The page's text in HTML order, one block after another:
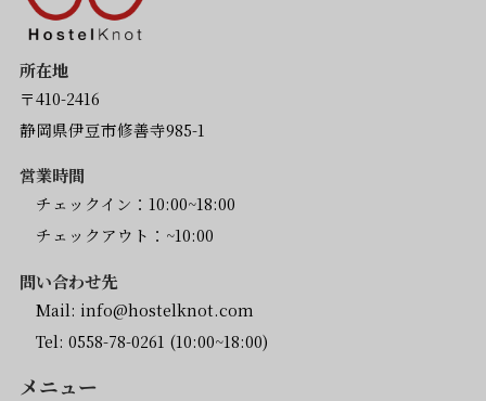
所在地
〒410-2416
静岡県伊豆市修善寺985-1
営業時間
チェックイン：10:00~18:00
チェックアウト：~10:00
問い合わせ先
Mail: info@hostelknot.com
Tel: 0558-78-0261 (10:00~18:00)
メニュー